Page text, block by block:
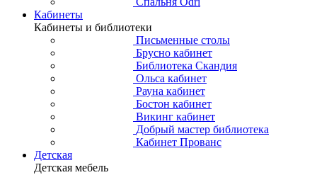
Кабинеты
Кабинеты и библиотеки
Письменные столы
Брусно кабинет
Библиотека Скандия
Ольса кабинет
Рауна кабинет
Бостон кабинет
Викинг кабинет
Добрый мастер библиотека
Кабинет Прованс
Детская
Детская мебель